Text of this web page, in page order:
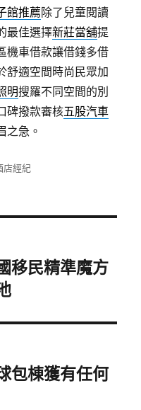
館推薦除了兒童閱讀
最佳選擇新莊當舖提
機車借款讓借錢多借
舒適空間時尚民眾加
明搜羅不同空間的別
碑撥款審核五股汽車
之急。
店經紀
移民精準魔方
包棟獲有任何